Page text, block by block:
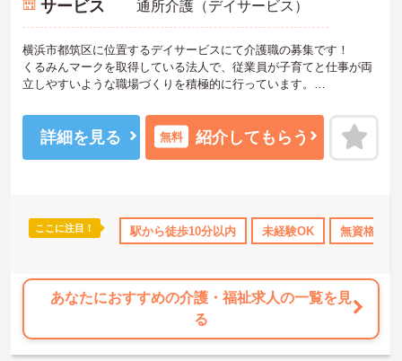
年間休日110日以上 ブランクOK 資格取得サポート 研修制度
サービス 通所介護（デイサービス）
横浜市都筑区に位置するデイサービスにて介護職の募集です！
くるみんマークを取得している法人で、従業員が子育てと仕事が両
立しやすいような職場づくりを積極的に行っています。
たしますのでお気軽にご相談ください！
詳細を見る 無料 紹介してもらう
ここに注目！ 駅から徒歩10分以内 未経験OK 無資格OK
あなたにおすすめの介護・福祉求人の一覧を見
る